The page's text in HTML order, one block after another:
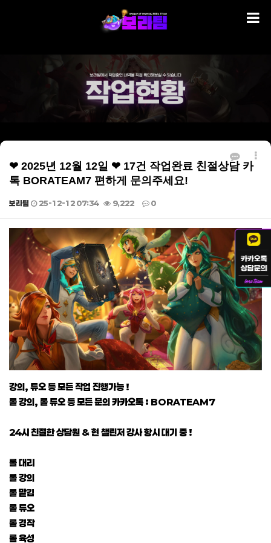
❤ 2025년 12월 12일 ❤ 17건 작업완료 친절상담 카
톡 BORATEAM7 편하게 문의주세요!
보라팀 25-12-12 07:34 9,222 0
강의, 듀오 등 모든 작업 진행가능 !
롤 강의, 롤 듀오 등 모든 문의 카카오톡 : BORATEAM7
24시 친절한 상담원 & 현 챌린저 강사 항시 대기 중 !
롤 대리
롤 강의
롤 맡김
롤 듀오
롤 경작
롤 육성